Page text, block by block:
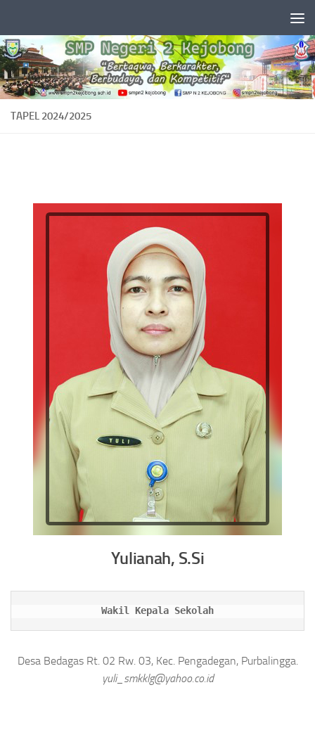
TAPEL 2024/2025
Yulianah, S.Si
Wakil Kepala Sekolah
Desa Bedagas Rt. 02 Rw. 03, Kec. Pengadegan, Purbalingga.
yuli_smkklg@yahoo.co.id